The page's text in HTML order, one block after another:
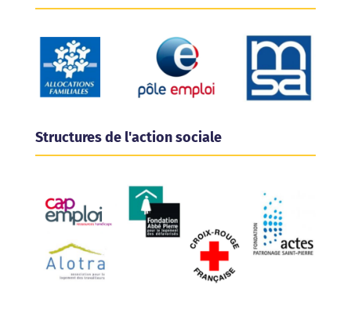
Structures de l'action sociale